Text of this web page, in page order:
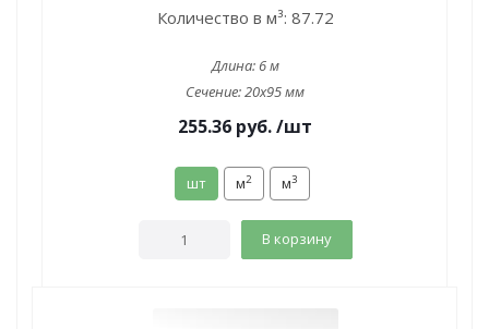
Количество в м³: 87.72
Длина:6 м
Сечение:20x95 мм
255.36 руб./шт
шт м2 м3
В корзину